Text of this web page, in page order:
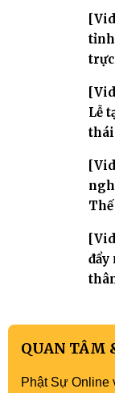
tỉnh
Lễ
thái
đẩy
QUAN TÂM
Phật Sự Online